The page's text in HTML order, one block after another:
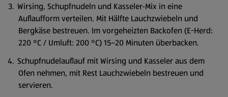
Wirsing, Schupfnudeln und Kasseler-Mix in eine
Auflaufform verteilen. Mit Hälfte Lauchzwiebeln und
Bergkäse bestreuen. Im vorgeheizten Backofen (E-Herd:
220 °C / Umluft: 200 °C) 15–20 Minuten überbacken.
Schupfnudelauflauf mit Wirsing und Kasseler aus dem
Ofen nehmen, mit Rest Lauchzwiebeln bestreuen und
servieren.